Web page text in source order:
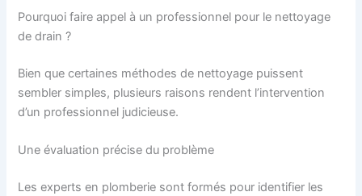
Pourquoi faire appel à un professionnel pour le nettoyage
de drain ?
Bien que certaines méthodes de nettoyage puissent
sembler simples, plusieurs raisons rendent l’intervention
d’un professionnel judicieuse.
Une évaluation précise du problème
Les experts en plomberie sont formés pour identifier les